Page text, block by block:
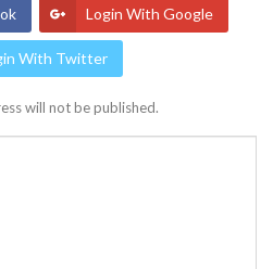
Login With Google
With Twitter
will not be published.